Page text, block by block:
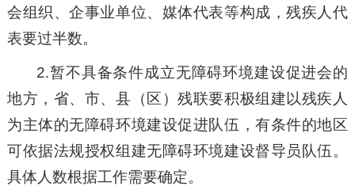
会组织、企事业单位、媒体代表等构成，残疾人代
表要过半数。
2.暂不具备条件成立无障碍环境建设促进会的
地方，省、市、县（区）残联要积极组建以残疾人
为主体的无障碍环境建设促进队伍，有条件的地区
可依据法规授权组建无障碍环境建设督导员队伍。
具体人数根据工作需要确定。